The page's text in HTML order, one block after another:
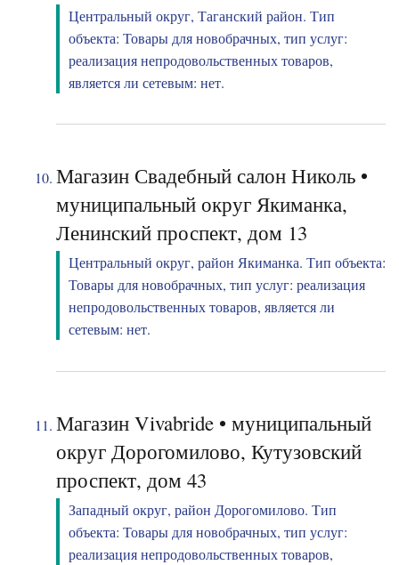
Центральный округ, Таганский район. Тип
объекта: Товары для новобрачных, тип услуг:
реализация непродовольственных товаров,
является ли сетевым: нет.
Магазин Свадебный салон Николь •
муниципальный округ Якиманка,
Ленинский проспект, дом 13
Центральный округ, район Якиманка. Тип объекта:
Товары для новобрачных, тип услуг: реализация
непродовольственных товаров, является ли
сетевым: нет.
Магазин Vivabride • муниципальный
округ Дорогомилово, Кутузовский
проспект, дом 43
Западный округ, район Дорогомилово. Тип
объекта: Товары для новобрачных, тип услуг:
реализация непродовольственных товаров,